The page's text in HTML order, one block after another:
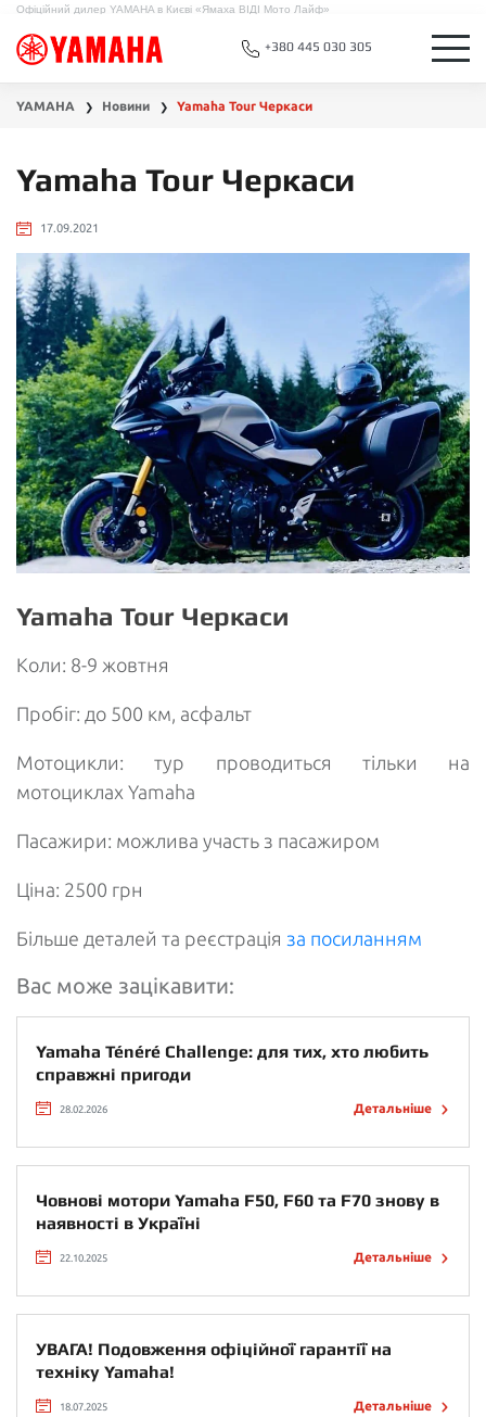
Офіційний дилер YAMAHA в Києві «Ямаха ВІДІ Мото Лайф»
+380 445 030 305
YAMAHA ❯ Новини ❯ Yamaha Tour Черкаси
Yamaha Tour Черкаси
17.09.2021
Yamaha Tour Черкаси
Коли: 8-9 жовтня
Пробіг: до 500 км, асфальт
Мотоцикли: тур проводиться тільки на
мотоциклах Yamaha
Пасажири: можлива участь з пасажиром
Ціна: 2500 грн
Більше деталей та реєстрація за посиланням
Вас може зацікавити:
Yamaha Ténéré Challenge: для тих, хто любить
справжні пригоди
28.02.2026 Детальніше
Човнові мотори Yamaha F50, F60 та F70 знову в
наявності в Україні
22.10.2025 Детальніше
УВАГА! Подовження офіційної гарантії на
техніку Yamaha!
18.07.2025 Детальніше